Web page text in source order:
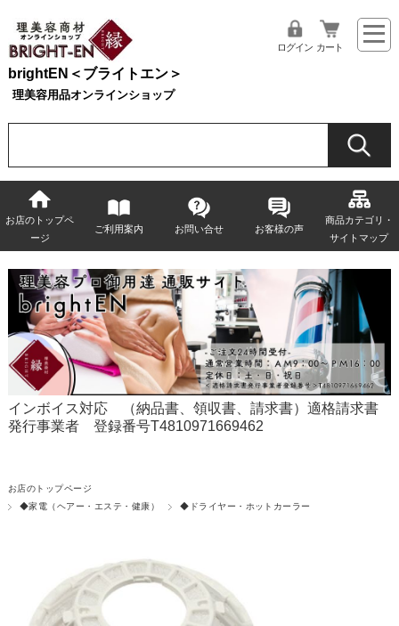
brightEN＜ブライトエン＞
理美容用品オンラインショップ
ログイン カート
お店のトップペ
ージ
ご利用案内 お問い合せ お客様の声
商品カテゴリ・
サイトマップ
インボイス対応 （納品書、領収書、請求書）適格請求書
発行事業者 登録番号T4810971669462
お店のトップページ
◆家電（ヘアー・エステ・健康）
◆ドライヤー・ホットカーラー